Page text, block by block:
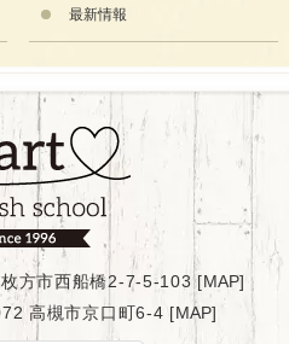
最新情報
方市西船橋2-7-5-103 [MAP]
高槻市京口町6-4 [MAP]